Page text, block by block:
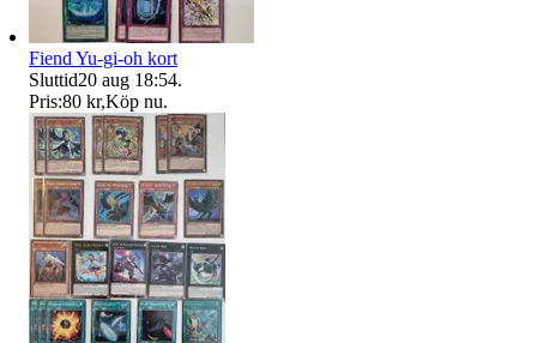
Fiend Yu-gi-oh kort
Sluttid20 aug 18:54.
Pris:80 kr,Köp nu.